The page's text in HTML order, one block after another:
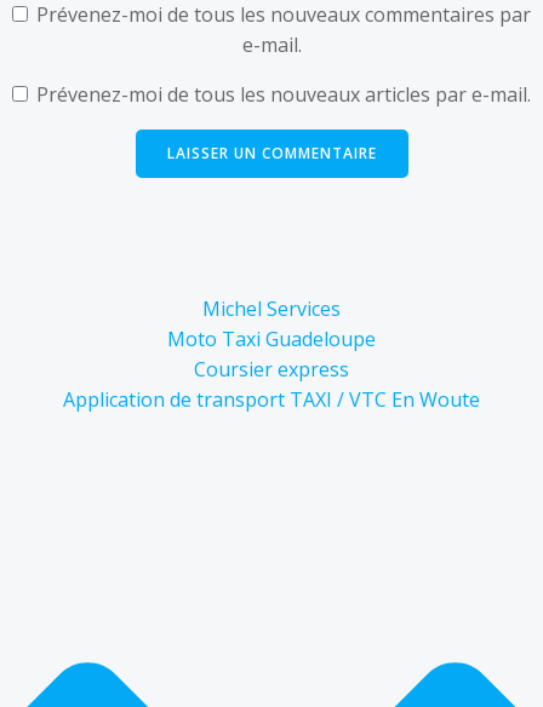
Prévenez-moi de tous les nouveaux commentaires par
e-mail.
Prévenez-moi de tous les nouveaux articles par e-mail.
Michel Services
Moto Taxi Guadeloupe
Coursier express
Application de transport TAXI / VTC En Woute